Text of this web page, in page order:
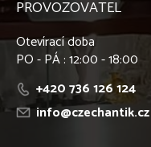
PROVOZOVATEL
Otevírací doba
PO - PÁ : 12:00 - 18:00
+420 736 126 124
info@czechantik.cz